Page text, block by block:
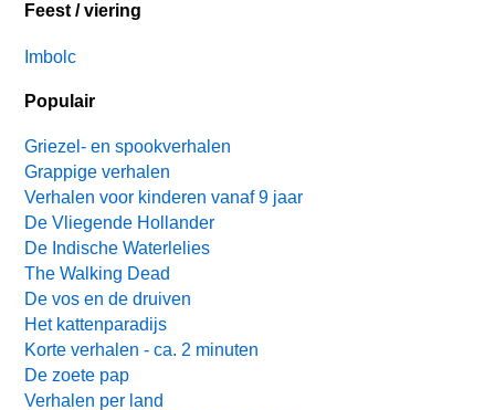
Feest / viering
Imbolc
Populair
Griezel- en spookverhalen
Grappige verhalen
Verhalen voor kinderen vanaf 9 jaar
De Vliegende Hollander
De Indische Waterlelies
The Walking Dead
De vos en de druiven
Het kattenparadijs
Korte verhalen - ca. 2 minuten
De zoete pap
Verhalen per land